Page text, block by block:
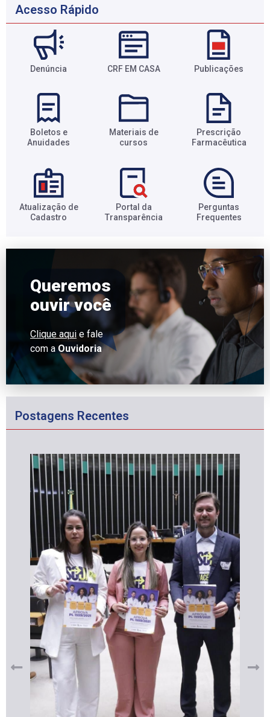
Acesso Rápido
Denúncia CRF EM CASA Publicações
Boletos e
Anuidades​
Materiais de
cursos​
Prescrição
Farmacêutica​
Atualização de
Cadastro​
Portal da
Transparência​
Perguntas
Frequentes​
Queremos
ouvir você
Clique aqui e fale
com a Ouvidoria
Postagens Recentes